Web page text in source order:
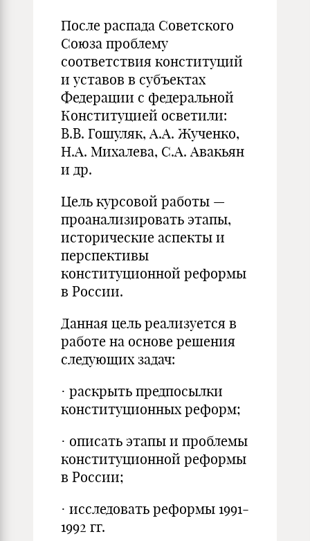
После распада Советского
Союза проблему
соответствия конституций
и уставов в субъектах
Федерации с федеральной
Конституцией осветили:
В.В. Гошуляк, А.А. Жученко,
Н.А. Михалева, С.А. Авакьян
и др.
Цель курсовой работы —
проанализировать этапы,
исторические аспекты и
перспективы
конституционной реформы
в России.
Данная цель реализуется в
работе на основе решения
следующих задач:
· раскрыть предпосылки
конституционных реформ;
· описать этапы и проблемы
конституционной реформы
в России;
· исследовать реформы 1991-
1992 гг.